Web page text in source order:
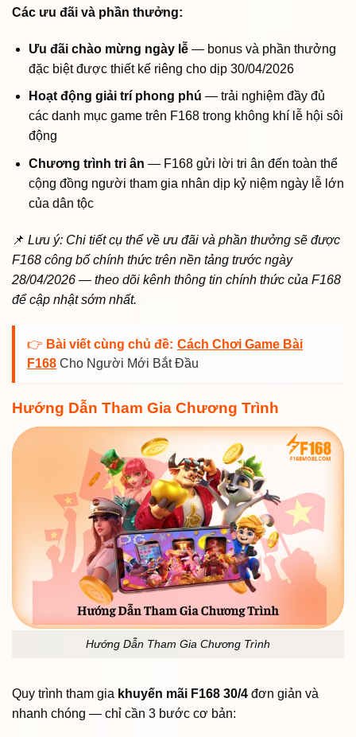
Các ưu đãi và phần thưởng:
Ưu đãi chào mừng ngày lễ— bonus và phần thưởng
đặc biệt được thiết kế riêng cho dịp 30/04/2026
Hoạt động giải trí phong phú — trải nghiệm đầy đủ
các danh mục game trên F168 trong không khí lễ hội sôi
động
Chương trình tri ân — F168 gửi lời tri ân đến toàn thể
cộng đồng người tham gia nhân dịp kỷ niệm ngày lễ lớn
của dân tộc
📌 Lưu ý: Chi tiết cụ thể về ưu đãi và phần thưởng sẽ được
F168 công bố chính thức trên nền tảng trước ngày
28/04/2026 — theo dõi kênh thông tin chính thức của F168
để cập nhật sớm nhất.
👉 Bài viết cùng chủ đề: Cách Chơi Game Bài
F168 Cho Người Mới Bắt Đầu
Hướng Dẫn Tham Gia Chương Trình
Hướng Dẫn Tham Gia Chương Trình
Quy trình tham gia khuyến mãi F168 30/4 đơn giản và
nhanh chóng — chỉ cần 3 bước cơ bản: